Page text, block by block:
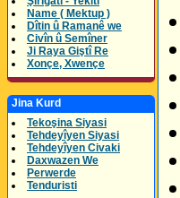
Name ( Mektup )
Dîtin û Ramanê we
Civîn û Semîner
Ji Raya Giştî Re
Xonçe, Xwençe
Jina Kurd
Tekoşina Siyasi
Tehdeyîyen Siyasi
Tehdeyîyen Civaki
Daxwazen We
Perwerde
Tenduristi